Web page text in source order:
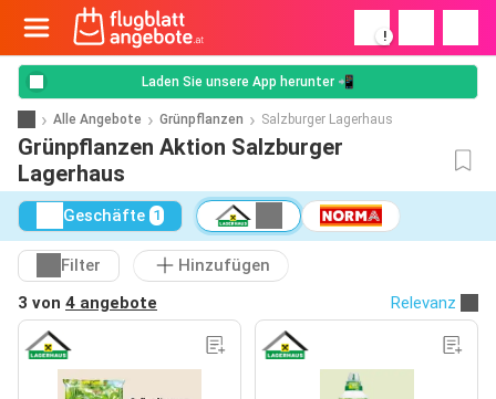
!
Laden Sie unsere App herunter 📲
Alle Angebote Grünpflanzen Salzburger Lagerhaus
Grünpflanzen Aktion Salzburger
Lagerhaus
Geschäfte 1
Filter
Hinzufügen
3 von 4 angebote Relevanz